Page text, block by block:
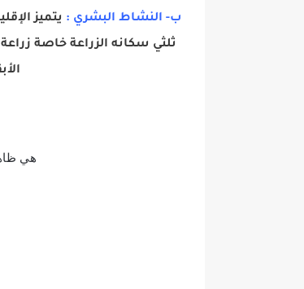
ب- النشاط البشري :
ثلثي سكانه الزراعة خاصة
هي